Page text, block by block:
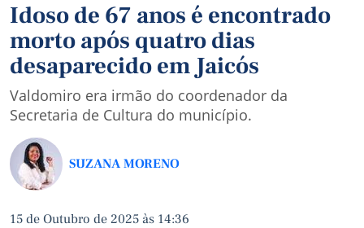
Idoso de 67 anos é encontrado
morto após quatro dias
desaparecido em Jaicós
Valdomiro era irmão do coordenador da
Secretaria de Cultura do município.
SUZANA MORENO
15 de Outubro de 2025 às 14:36